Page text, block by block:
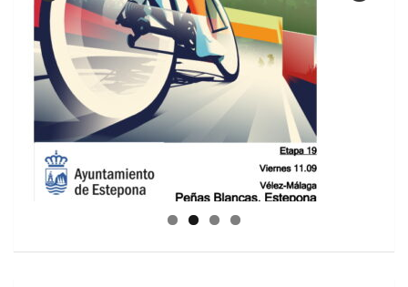
GUIA DE INSTALACIONES DEPORTIVAS